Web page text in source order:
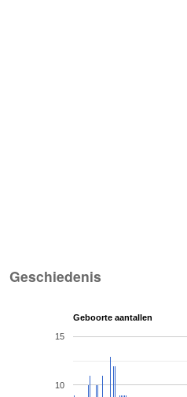
Geschiedenis
Geboorte aantallen
10
15